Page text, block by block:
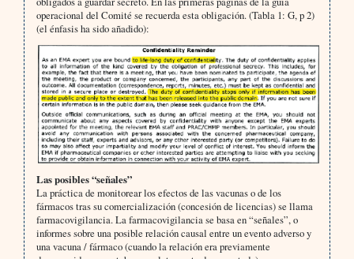
operacional del Comité se recuerda esta obligación. (Tabla 1: G, p 2)
(el énfasis ha sido añadido):
Las posibles “señales”
La práctica de monitorear los efectos de las vacunas o de los
fármacos tras su comercialización (concesión de licencias) se llama
farmacovigilancia. La farmacovigilancia se basa en “señales”, o
informes sobre una posible relación causal entre un evento adverso y
una vacuna / fármaco (cuando la relación era previamente